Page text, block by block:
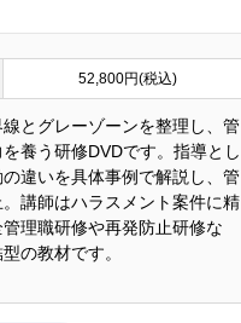
52,800円(税込)
とグレーゾーンを整理し、管
養う研修DVDです。指導とし
違いを具体事例で解説し、管
講師はハラスメント案件に精
理職研修や再発防止研修な
の教材です。